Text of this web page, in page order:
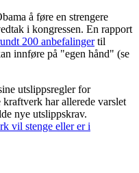
å føre en strengere
i kongressen. En rapport
200 anbefalingertil
innføre på "egen hånd" (se
utslippsregler for
har allerede varslet
nye utslippskrav.
vil stenge eller er i